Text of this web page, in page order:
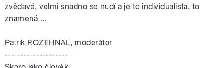
zvědavé, velmi snadno se nudí a je to individualista, to
znamená ...
Patrik ROZEHNAL, moderátor
--------------------